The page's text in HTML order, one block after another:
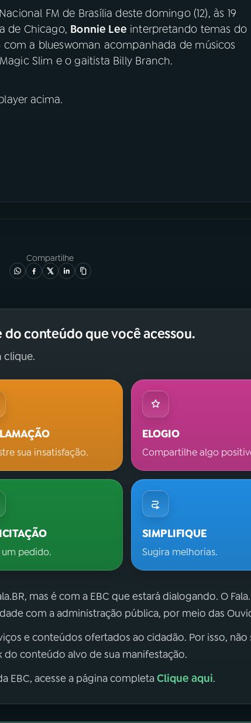
FM de Brasília deste domingo (12), às 19
de Chicago, Bonnie Lee interpretando temas do
com a blueswoman acompanhada de músicos
Slim e o gaitista Billy Branch.
acima.
Compartilhe
conteúdo que você acessou.
clique.
sua insatisfação.
ELOGIO
Compartilhe algo
um pedido.
SIMPLIFIQUE
Sugira melhorias.
mas é com a EBC que estará dialogando. O
com a administração pública, por meio das
e conteúdos ofertados ao cidadão. Por isso, não
do conteúdo alvo de sua manifestação.
EBC, acesse a página completaClique aqui.